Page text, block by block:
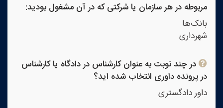
مربوطه در هر سازمان یا شرکتی که در آن مشغول بودید:
بانک‌ها
شهرداری
در چند نوبت به عنوان کارشناس در دادگاه یا کارشناس
در پرونده داوری انتخاب شده اید؟
داور دادگستری